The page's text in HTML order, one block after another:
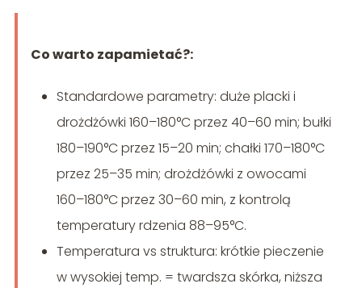
Co warto zapamietać?:
Standardowe parametry: duże placki i
drożdżówki 160–180°C przez 40–60 min; bułki
180–190°C przez 15–20 min; chałki 170–180°C
przez 25–35 min; drożdżówki z owocami
160–180°C przez 30–60 min, z kontrolą
temperatury rdzenia 88–95°C.
Temperatura vs struktura: krótkie pieczenie
w wysokiej temp. = twardsza skórka, niższa